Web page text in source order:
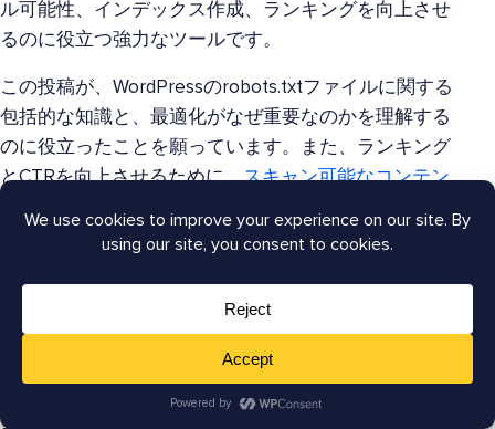
ル可能性、インデックス作成、ランキングを向上させ
るのに役立つ強力なツールです。
この投稿が、WordPressのrobots.txtファイルに関する
包括的な知識と、最適化がなぜ重要なのかを理解する
のに役立ったことを願っています。また、ランキング
とCTRを向上させるために、スキャン可能なコンテン
のチュートリアルのような、ブログの他の記事も
この記事がお役に立った場合は、
チュートリアルがあります。また、
Facebookでフォローして、最新情報